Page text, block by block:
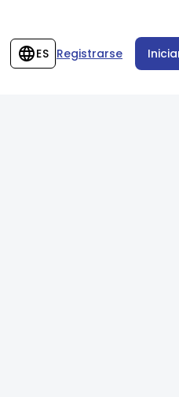
ES Registrarse